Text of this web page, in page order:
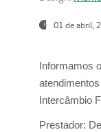
01 de abril,
Informamos
Intercâmbio
Prestador: